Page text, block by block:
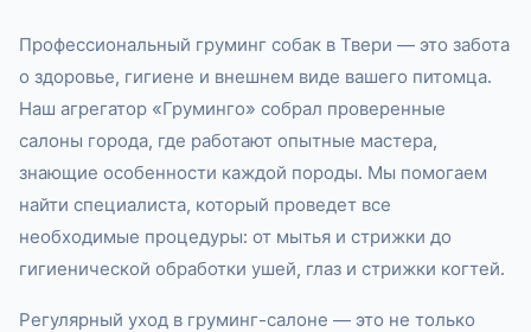
Профессиональный груминг собак в Твери — это забота
о здоровье, гигиене и внешнем виде вашего питомца.
Наш агрегатор «Груминго» собрал проверенные
салоны города, где работают опытные мастера,
знающие особенности каждой породы. Мы помогаем
найти специалиста, который проведет все
необходимые процедуры: от мытья и стрижки до
гигиенической обработки ушей, глаз и стрижки когтей.
Регулярный уход в груминг-салоне — это не только